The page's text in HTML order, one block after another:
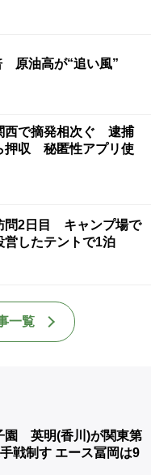
原油高が“追い風”
西で摘発相次ぐ 逮捕
押収 秘匿性アプリ使
2日目 キャンプ場で
したテントで1泊
一覧
園 英明(香川)が関東第
戦制す エース冨岡は9